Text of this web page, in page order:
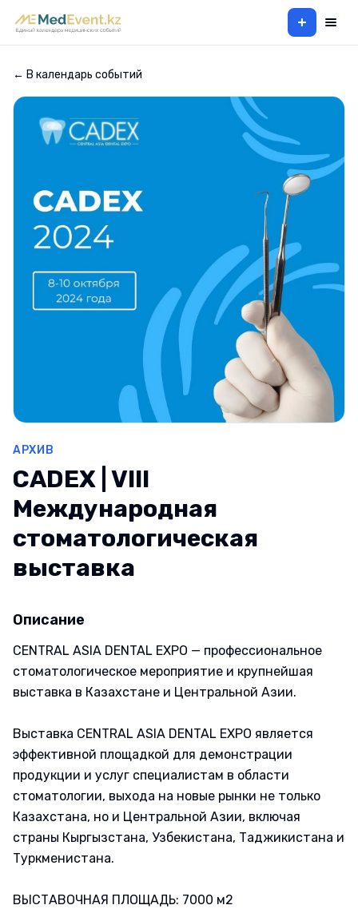
+
← В календарь событий
АРХИВ
CADEX | VIII
Международная
стоматологическая
выставка
Описание
CENTRAL ASIA DENTAL EXPO — профессиональное
стоматологическое мероприятие и крупнейшая
выставка в Казахстане и Центральной Азии.
Выставка CENTRAL ASIA DENTAL EXPO является
эффективной площадкой для демонстрации
продукции и услуг специалистам в области
стоматологии, выхода на новые рынки не только
Казахстана, но и Центральной Азии, включая
страны Кыргызстана, Узбекистана, Таджикистана и
Туркменистана.
ВЫСТАВОЧНАЯ ПЛОЩАДЬ: 7000 м2